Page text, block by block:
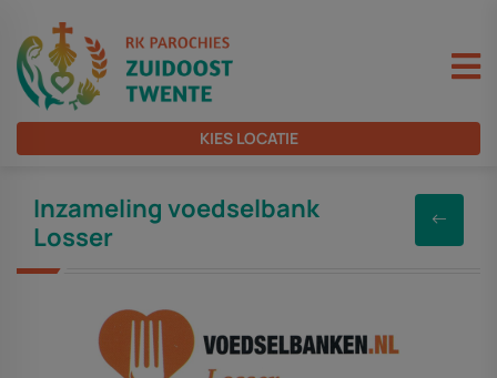
KIES LOCATIE
Inzameling voedselbank
Losser